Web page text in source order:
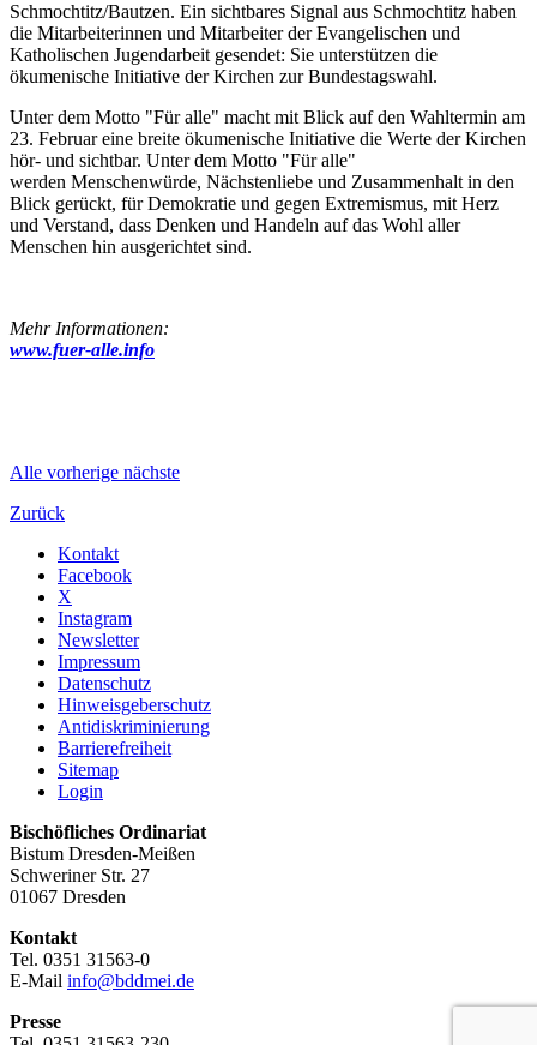
Schmochtitz/Bautzen. Ein sichtbares Signal aus Schmochtitz haben
die Mitarbeiterinnen und Mitarbeiter der Evangelischen und
Katholischen Jugendarbeit gesendet: Sie unterstützen die
ökumenische Initiative der Kirchen zur Bundestagswahl.
Unter dem Motto "Für alle" macht mit Blick auf den Wahltermin am
23. Februar eine breite ökumenische Initiative die Werte der Kirchen
hör- und sichtbar. Unter dem Motto "Für alle"
werden Menschenwürde, Nächstenliebe und Zusammenhalt in den
Blick gerückt, für Demokratie und gegen Extremismus, mit Herz
und Verstand, dass Denken und Handeln auf das Wohl aller
Menschen hin ausgerichtet sind.
Mehr Informationen:
www.fuer-alle.info
Alle vorherige nächste
Zurück
Kontakt
Facebook
X
Instagram
Newsletter
Impressum
Datenschutz
Hinweisgeberschutz
Antidiskriminierung
Barrierefreiheit
Sitemap
Login
Bischöfliches Ordinariat
Bistum Dresden-Meißen
Schweriner Str. 27
01067 Dresden
Kontakt
Tel. 0351 31563-0
E-Mail info@bddmei.de
Presse